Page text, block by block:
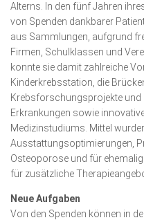
Alterns. In den fünf Jahren
von Spenden dankbarer
aus Sammlungen, aufgrund
Firmen, Schulklassen und
konnte sie damit zahlreiche
Kinderkrebsstation, die
Krebsforschungsprojekte und
Erkrankungen sowie
Medizinstudiums. Mittel
Ausstattungsoptimierungen,
Osteoporose und für
für zusätzliche
Neue Aufgaben
Von den Spenden können in